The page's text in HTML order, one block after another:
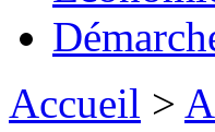
Accueil >